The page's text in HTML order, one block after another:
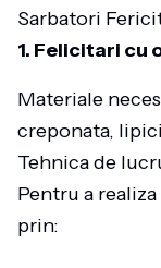
Sarbatori
1. Felicitari cu
Materiale
creponata,
Tehnica de
Pentru a
prin: